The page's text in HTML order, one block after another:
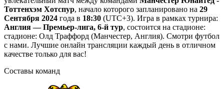
Тоттенхэм Хотспур, начало которого запланировано на 29
Сентября 2024 года в 18:30 (UTC+3). Игра в рамках турнира:
Англия — Премьер-лига, 6-й тур, состоится на стадионе:
стадионе: Олд Траффорд (Манчестер, Англия). Смотри футбол
с нами. Лучшие онлайн трансляции каждый день в отличном
качестве только для вас!
Составы команд